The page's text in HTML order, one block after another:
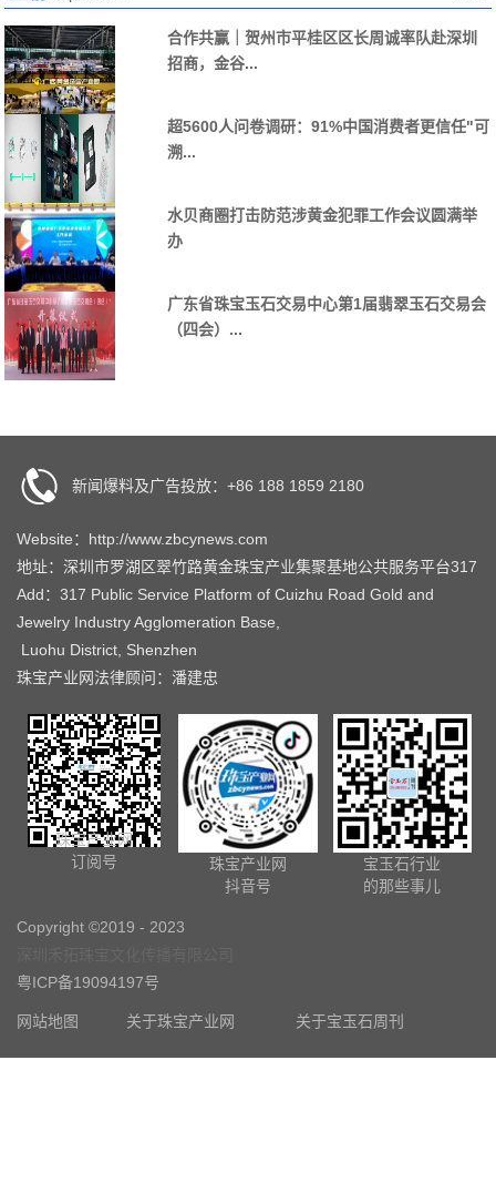
合作共赢｜贺州市平桂区区长周诚率队赴深圳
招商，金谷...
超5600人问卷调研：91%中国消费者更信任"可
溯...
水贝商圈打击防范涉黄金犯罪工作会议圆满举
办
广东省珠宝玉石交易中心第1届翡翠玉石交易会
（四会）...
新闻爆料及广告投放：+86 188 1859 2180
Website：http://www.zbcynews.com
地址：深圳市罗湖区翠竹路黄金珠宝产业集聚基地公共服务平台317
Add：317 Public Service Platform of Cuizhu Road Gold and
Jewelry Industry Agglomeration Base,
Luohu District, Shenzhen
珠宝产业网法律顾问：潘建忠
珠宝产业网
订阅号
珠宝产业网
抖音号
宝玉石行业
的那些事儿
Copyright ©2019 - 2023
粤ICP备19094197号
网站地图 关于珠宝产业网 关于宝玉石周刊